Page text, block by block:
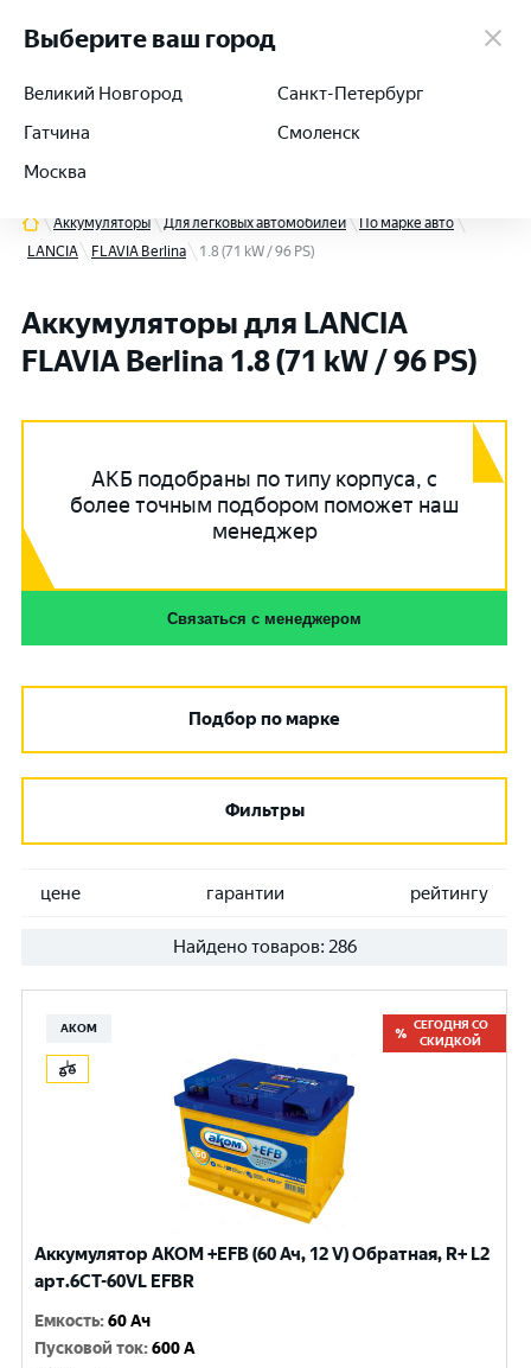
+7 (812) 564-54-91
Аккумуляторы Для легковых автомобилей
По марке авто
LANCIA
FLAVIA Berlina 1.8 (71 kW / 96 PS)
Аккумуляторы для LANCIA
FLAVIA Berlina 1.8 (71 kW / 96 PS)
АКБ подобраны по типу корпуса, с
более точным подбором поможет наш
менеджер
Связаться с менеджером
Подбор по марке
Фильтры
цене гарантии рейтингу
Найдено товаров: 286
АКОМ
СЕГОДНЯ СО
СКИДКОЙ
Аккумулятор AKOM +EFB (60 Ач, 12 V) Обратная, R+ L2
арт.6CТ-60VL EFBR
Емкость:60 Ач
Пусковой ток:600 A
Выберите ваш город
Великий Новгород
Гатчина
Москва
Санкт-Петербург
Смоленск